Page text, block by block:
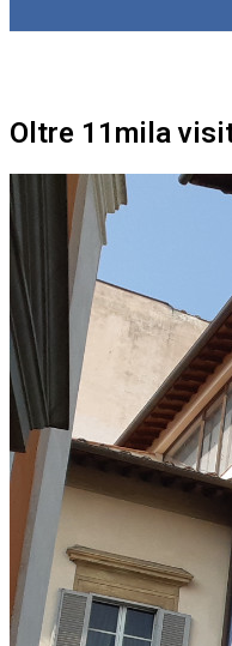
Oltre 11mila